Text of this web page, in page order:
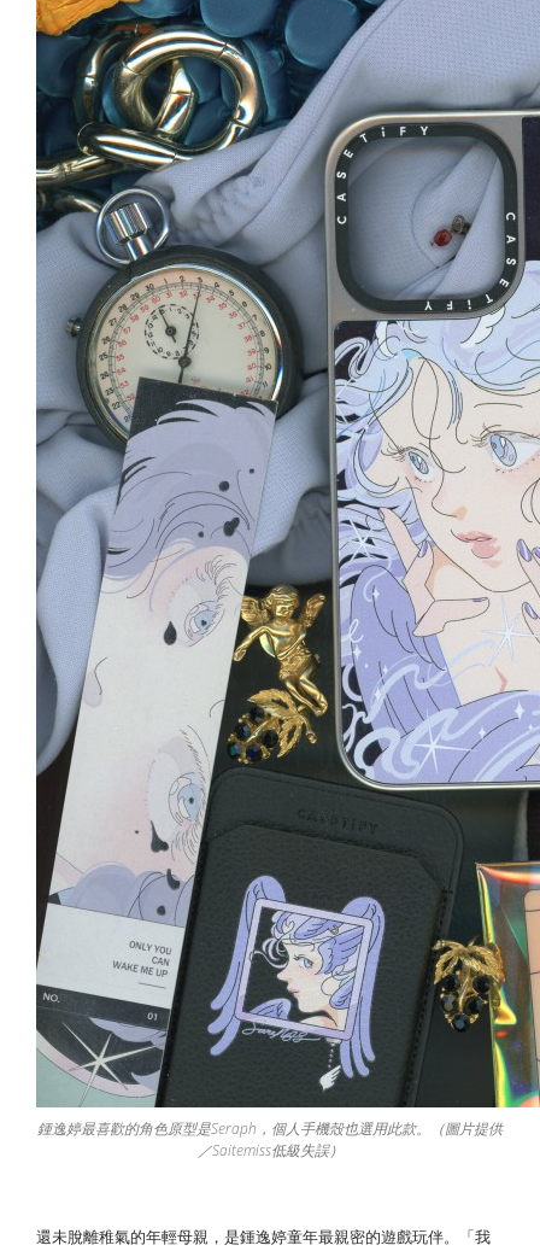
鍾逸婷最喜歡的角色原型是Seraph，個人手機殼也選用此款。（圖片提供
／Saitemiss低級失誤）
還未脫離稚氣的年輕母親，是鍾逸婷童年最親密的遊戲玩伴。「我